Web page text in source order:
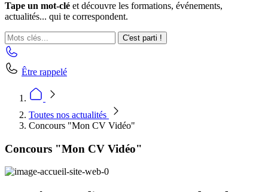
Tape un mot-clé et découvre les formations, événements,
actualités... qui te correspondent.
C'est parti !
Être rappelé
Toutes nos actualités
Concours "Mon CV Vidéo"
Concours "Mon CV Vidéo"